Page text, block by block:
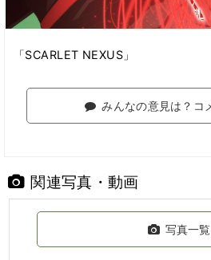
「SCARLET NEXUS」
みんなの意見は？コ
関連写真・動画
写真一覧